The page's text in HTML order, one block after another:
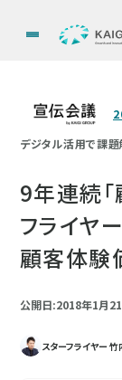
デジタル活用で課
9年連続
フライヤ
顧客体験
公開日:2018年1月
スターフライヤー